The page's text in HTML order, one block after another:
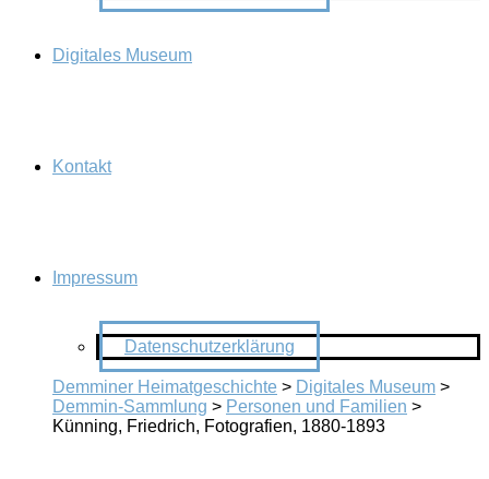
Digitales Museum
Kontakt
Impressum
Datenschutzerklärung
Demminer Heimatgeschichte > Digitales Museum >
Demmin-Sammlung > Personen und Familien >
Künning, Friedrich, Fotografien, 1880-1893